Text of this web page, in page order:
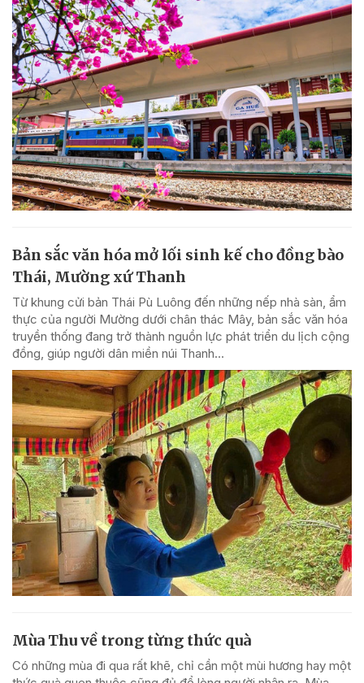
Bản sắc văn hóa mở lối sinh kế cho đồng bào
Thái, Mường xứ Thanh
Từ khung cửi bản Thái Pù Luông đến những nếp nhà sàn, ẩm
thực của người Mường dưới chân thác Mây, bản sắc văn hóa
truyền thống đang trở thành nguồn lực phát triển du lịch cộng
đồng, giúp người dân miền núi Thanh...
Mùa Thu về trong từng thức quà
Có những mùa đi qua rất khẽ, chỉ cần một mùi hương hay một